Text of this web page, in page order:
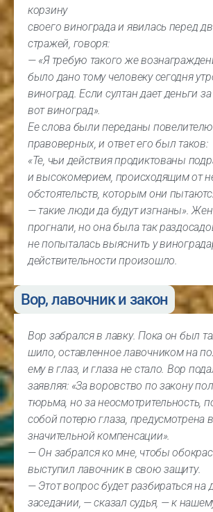
корзину
своего винограда и явилась перед
стражей, говоря:
— «Я требую такого же
было дано тому человеку сегодня
виноград. Если султан дает деньги
вот виноград».
Ее слова были переданы повелителю
правоверных, и ответ его был таков:
«Те, чьи действия продиктованы
и высокомерием, происходящим от
обстоятельств, которым они
— такие люди да будут изгнаны».
прогнали, но она была так
не попыталась выяснить у
действительности произошло.
Вор, лавочник и закон
Вор забрался в лавку. Пока он был
шило, оставленное лавочником на
ему в глаз, и глаза не стало. Вор
заявляя: «За воровство по закону
тюрьма, но за неосмотрительность,
собой потерю глаза, предусмотрена
значительной компенсации».
— Он забрался ко мне, чтобы
выступил лавочник в свою защиту.
— Этот вопрос будет разбираться на
заседании, — сказал судья, — к